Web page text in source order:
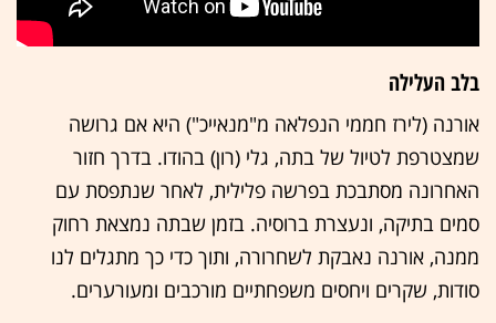
בלב העלילה
אורנה (לירז חממי הנפלאה מ"מנאייכ") היא אם גרושה
שמצטרפת לטיול של בתה, גלי (רון) בהודו. בדרך חזור
האחרונה מסתבכת בפרשה פלילית, לאחר שנתפסת עם
סמים בתיקה, ונעצרת ברוסיה. בזמן שבתה נמצאת רחוק
ממנה, אורנה נאבקת לשחרורה, ותוך כדי כך מתגלים לנו
סודות, שקרים ויחסים משפחתיים מורכבים ומעורערים.